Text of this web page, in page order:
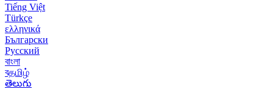
Tiếng Việt
Türkçe
ελληνικά
Български
Русский
বাংলা
বதமிழ்
తెలుగు